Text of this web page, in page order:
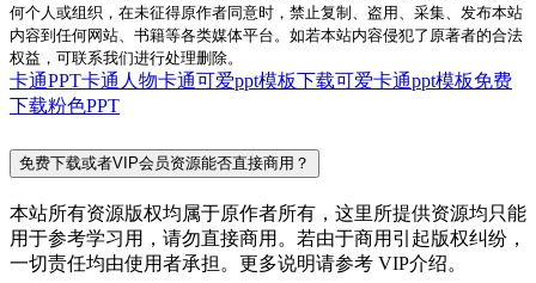
何个人或组织，在未征得原作者同意时，禁止复制、盗用、采集、发布本站
内容到任何网站、书籍等各类媒体平台。如若本站内容侵犯了原著者的合法
权益，可联系我们进行处理删除。
卡通PPT卡通人物卡通可爱ppt模板下载可爱卡通ppt模板免费
下载粉色PPT
免费下载或者VIP会员资源能否直接商用？
本站所有资源版权均属于原作者所有，这里所提供资源均只能
用于参考学习用，请勿直接商用。若由于商用引起版权纠纷，
一切责任均由使用者承担。更多说明请参考 VIP介绍。